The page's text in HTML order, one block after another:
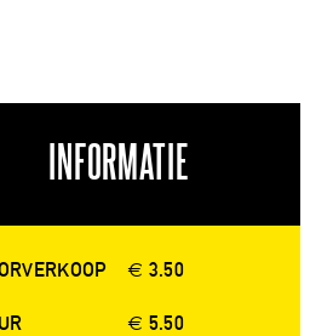
INFORMATIE
€ 3.50
€ 5.50